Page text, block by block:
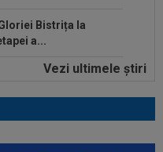
Bistrița la
a...
Sabău a făcut
Gloria Bistrița 0-3 |
Vezi ultimele ştiri